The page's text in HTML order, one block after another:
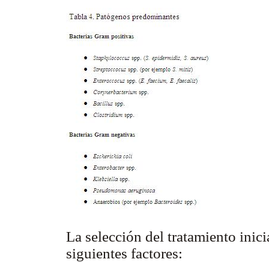
La selección del tratamiento
siguientes factores: